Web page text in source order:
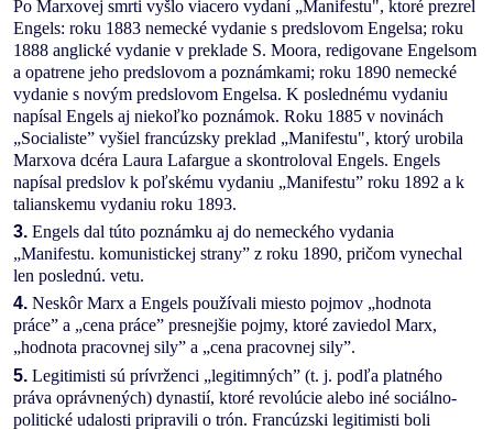
Po Marxovej smrti vyšlo viacero vydaní „Manifestu", ktoré prezrel
Engels: roku 1883 nemecké vydanie s predslovom Engelsa; roku
1888 anglické vydanie v preklade S. Moora, redigovane Engelsom
a opatrene jeho predslovom a poznámkami; roku 1890 nemecké
vydanie s novým predslovom Engelsa. K poslednému vydaniu
napísal Engels aj niekoľko poznámok. Roku 1885 v novinách
„Socialiste” vyšiel francúzsky preklad „Manifestu", ktorý urobila
Marxova dcéra Laura Lafargue a skontroloval Engels. Engels
napísal predslov k poľskému vydaniu „Manifestu” roku 1892 a k
talianskemu vydaniu roku 1893.
3. Engels dal túto poznámku aj do nemeckého vydania
„Manifestu. komunistickej strany” z roku 1890, pričom vynechal
len poslednú. vetu.
4. Neskôr Marx a Engels používali miesto pojmov „hodnota
práce” a „cena práce” presnejšie pojmy, ktoré zaviedol Marx,
„hodnota pracovnej sily” a „cena pracovnej sily”.
5. Legitimisti sú prívrženci „legitimných” (t. j. podľa platného
práva oprávnených) dynastií, ktoré revolúcie alebo iné sociálno-
politické udalosti pripravili o trón. Francúzski legitimisti boli